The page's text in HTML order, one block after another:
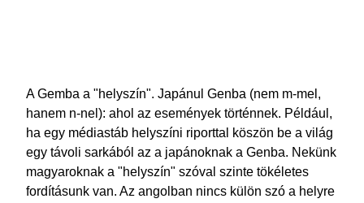
A Gemba a "helyszín". Japánul Genba (nem m-mel,
hanem n-nel): ahol az események történnek. Például,
ha egy médiastáb helyszíni riporttal köszön be a világ
egy távoli sarkából az a japánoknak a Genba. Nekünk
magyaroknak a "helyszín" szóval szinte tökéletes
fordításunk van. Az angolban nincs külön szó a helyre